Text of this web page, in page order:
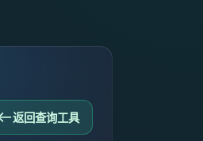
返回查询工具